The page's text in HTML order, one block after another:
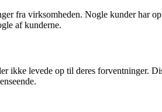
fra virksomheden. Nogle kunder har
af kunderne.
ikke levede op til deres forventninger.